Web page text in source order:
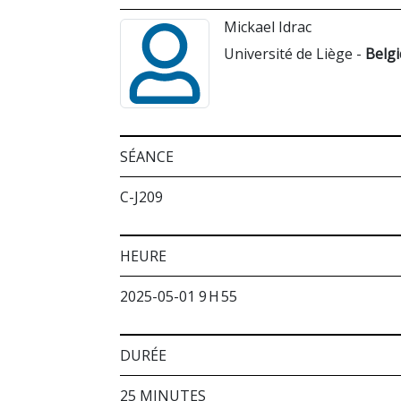
Mickael Idrac
Université de Liège -
SÉANCE
C-J209
HEURE
2025-05-01 9 H 55
DURÉE
25 MINUTES